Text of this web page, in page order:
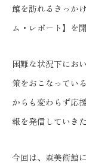
館を訪れるきっか
ム・レポート】を
困難な状況下にお
策をおこなってい
からも変わらず応
報を発信していき
今回は、森美術館